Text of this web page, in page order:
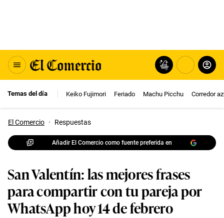
Temas del día Keiko Fujimori Feriado Machu Picchu Corredor
El Comercio · Respuestas
Añadir El Comercio como fuente preferida en
San Valentín: las mejores frases
para compartir con tu pareja por
WhatsApp hoy 14 de febrero